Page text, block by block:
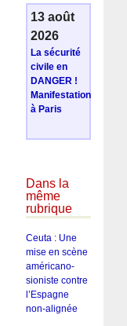
13 août
2026
La sécurité
civile en
DANGER !
Manifestation
à Paris
Dans la
même
rubrique
Ceuta : Une
mise en scène
américano-
sioniste contre
l’Espagne
non-alignée